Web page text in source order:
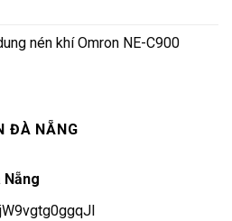
nén khí Omron NE-C900
ĐÀ NẴNG